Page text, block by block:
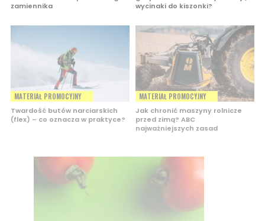
zamiennika
wycinaki do kiszonki?
MATERIAŁ PROMOCYJNY
Twardość butów narciarskich
(flex) – co oznacza w praktyce?
MATERIAŁ PROMOCYJNY
Jak chronić maszyny rolnicze
przed zimą? ABC
najważniejszych zasad